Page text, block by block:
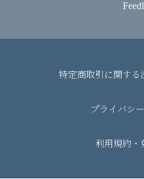
特定商取引に関する
プライバシ
利用規約・